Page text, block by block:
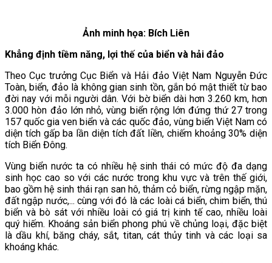
Ảnh minh họa: Bích Liên
Khẳng định tiềm năng, lợi thế của biển và hải đảo
Theo Cục trưởng Cục Biển và Hải đảo Việt Nam Nguyễn Đức
Toàn, biển, đảo là không gian sinh tồn, gắn bó mật thiết từ bao
đời nay với mỗi người dân. Với bờ biển dài hơn 3.260 km, hơn
3.000 hòn đảo lớn nhỏ, vùng biển rộng lớn đứng thứ 27 trong
157 quốc gia ven biển và các quốc đảo, vùng biển Việt Nam có
diện tích gấp ba lần diện tích đất liền, chiếm khoảng 30% diện
tích Biển Đông.
Vùng biển nước ta có nhiều hệ sinh thái có mức độ đa dạng
sinh học cao so với các nước trong khu vực và trên thế giới,
bao gồm hệ sinh thái rạn san hô, thảm cỏ biển, rừng ngập mặn,
đất ngập nước,... cùng với đó là các loài cá biển, chim biển, thú
biển và bò sát với nhiều loài có giá trị kinh tế cao, nhiều loài
quý hiếm. Khoáng sản biển phong phú về chủng loại, đặc biệt
là dầu khí, băng cháy, sắt, titan, cát thủy tinh và các loại sa
khoáng khác.